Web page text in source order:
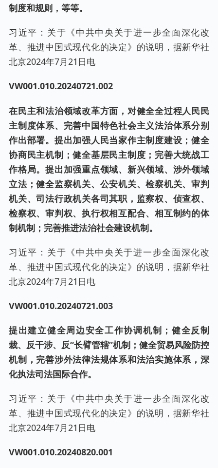
制度和规则，等等。
习近平：关于《中共中央关于进一步全面深化改
革、推进中国式现代化的决定》的说明，据新华社
北京2024年7月21日电
VW001.010.20240721.002
在民主和法治领域改革方面，对健全全过程人民民
主制度体系、完善中国特色社会主义法治体系分别
作出部署。提出加强人民当家作主制度建设；健全
协商民主机制；健全基层民主制度；完善大统战工
作格局。提出加强重点领域、新兴领域、涉外领域
立法；健全监察机关、公安机关、检察机关、审判
机关、司法行政机关各司其职，监察权、侦查权、
检察权、审判权、执行权相互配合、相互制约的体
制机制；完善推进法治社会建设机制。
习近平：关于《中共中央关于进一步全面深化改
革、推进中国式现代化的决定》的说明，据新华社
北京2024年7月21日电
VW001.010.20240721.003
提出建立健全周边安全工作协调机制；健全反制
裁、反干涉、反“长臂管辖”机制；健全贸易风险防控
机制，完善涉外法律法规体系和法治实施体系，深
化执法司法国际合作。
习近平：关于《中共中央关于进一步全面深化改
革、推进中国式现代化的决定》的说明，据新华社
北京2024年7月21日电
VW001.010.20240820.001